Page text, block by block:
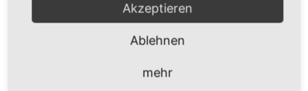
und sehr gute Laune
Falls Sie z. B. Ihren Partner zum Genießen des
Akzeptieren
Ablehnen
mehr